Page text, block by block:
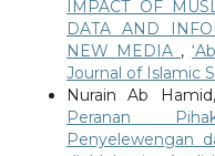
IMPACT OF
DATA AND
NEW MEDIA ,
Journal of Islamic
Nurain Ab
Peranan
Penyelewengan